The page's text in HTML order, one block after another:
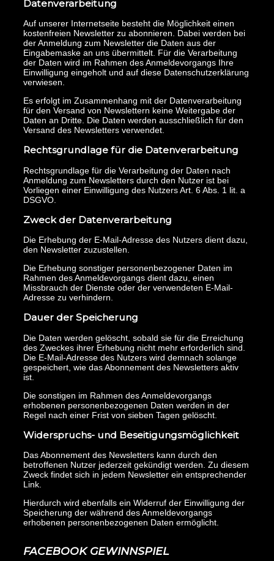
Datenverarbeitung
Auf unserer Internetseite besteht die Möglichkeit einen
kostenfreien Newsletter zu abonnieren. Dabei werden bei
der Anmeldung zum Newsletter die Daten aus der
Eingabemaske an uns übermittelt. Für die Verarbeitung
der Daten wird im Rahmen des Anmeldevorgangs Ihre
Einwilligung eingeholt und auf diese Datenschutzerklärung
verwiesen.
Es erfolgt im Zusammenhang mit der Datenverarbeitung
für den Versand von Newslettern keine Weitergabe der
Daten an Dritte. Die Daten werden ausschließlich für den
Versand des Newsletters verwendet.
Rechtsgrundlage für die Datenverarbeitung
Rechtsgrundlage für die Verarbeitung der Daten nach
Anmeldung zum Newsletters durch den Nutzer ist bei
Vorliegen einer Einwilligung des Nutzers Art. 6 Abs. 1 lit. a
DSGVO.
Zweck der Datenverarbeitung
Die Erhebung der E-Mail-Adresse des Nutzers dient dazu,
den Newsletter zuzustellen.
Die Erhebung sonstiger personenbezogener Daten im
Rahmen des Anmeldevorgangs dient dazu, einen
Missbrauch der Dienste oder der verwendeten E-Mail-
Adresse zu verhindern.
Dauer der Speicherung
Die Daten werden gelöscht, sobald sie für die Erreichung
des Zweckes ihrer Erhebung nicht mehr erforderlich sind.
Die E-Mail-Adresse des Nutzers wird demnach solange
gespeichert, wie das Abonnement des Newsletters aktiv
ist.
Die sonstigen im Rahmen des Anmeldevorgangs
erhobenen personenbezogenen Daten werden in der
Regel nach einer Frist von sieben Tagen gelöscht.
Widerspruchs- und Beseitigungsmöglichkeit
Das Abonnement des Newsletters kann durch den
betroffenen Nutzer jederzeit gekündigt werden. Zu diesem
Zweck findet sich in jedem Newsletter ein entsprechender
Link.
Hierdurch wird ebenfalls ein Widerruf der Einwilligung der
Speicherung der während des Anmeldevorgangs
erhobenen personenbezogenen Daten ermöglicht.
FACEBOOK GEWINNSPIEL